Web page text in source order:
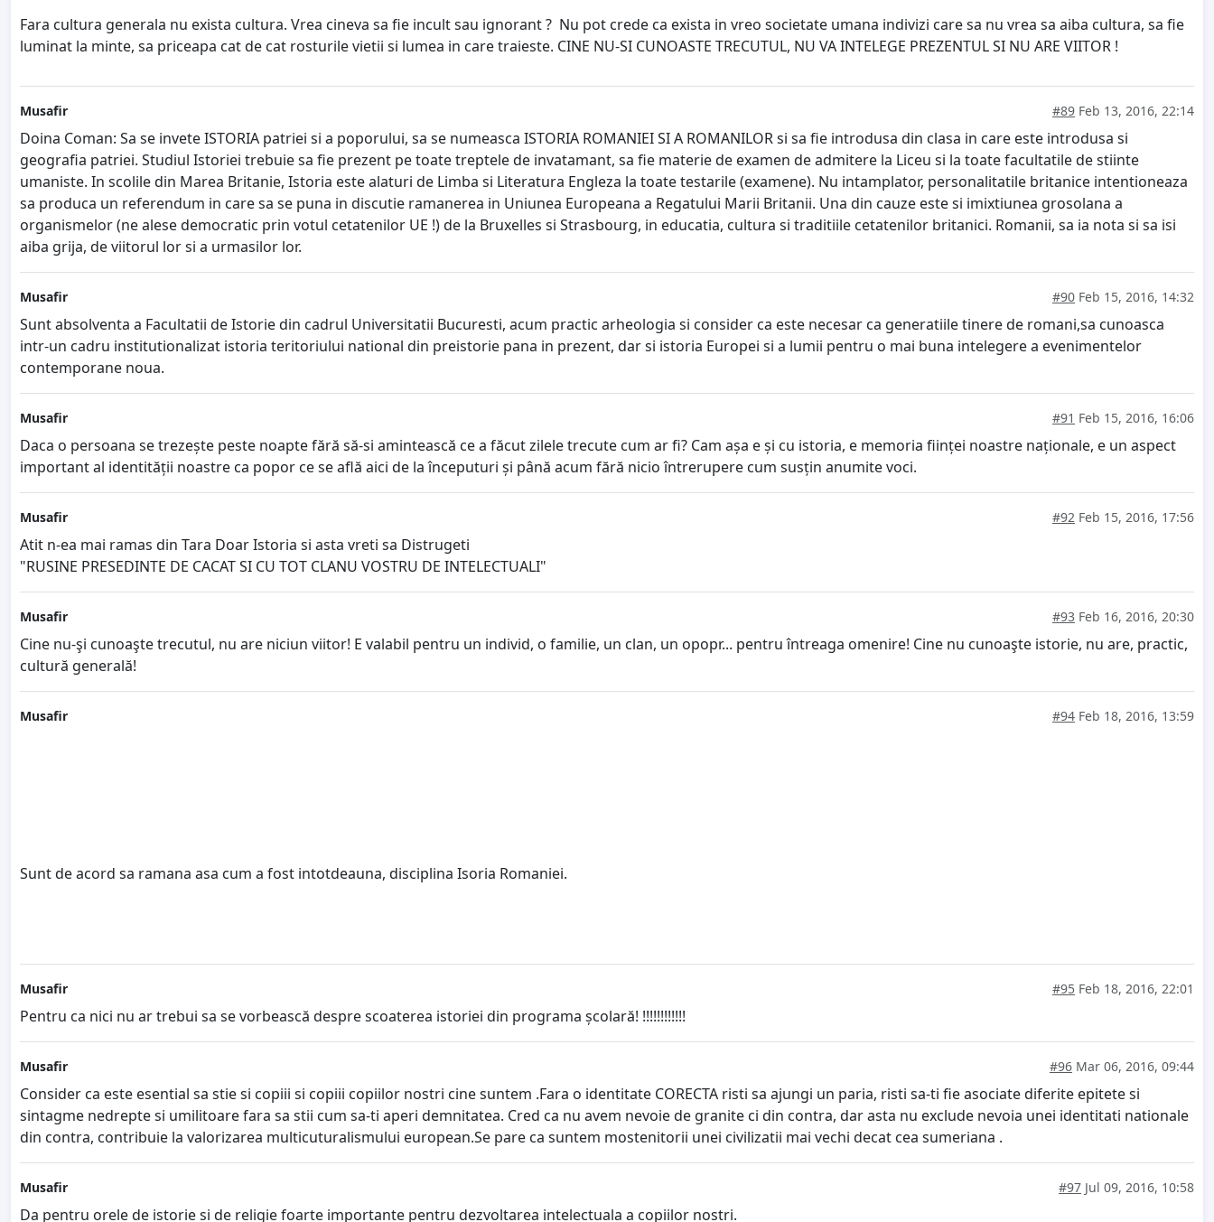
Fara cultura generala nu exista cultura. Vrea cineva sa fie incult sau ignorant ? Nu pot crede ca exista in vreo societate umana indivizi care sa nu vrea sa aiba cultura, sa fie
luminat la minte, sa priceapa cat de cat rosturile vietii si lumea in care traieste. CINE NU-SI CUNOASTE TRECUTUL, NU VA INTELEGE PREZENTUL SI NU ARE VIITOR !
Musafir #89 Feb 13, 2016, 22:14
Doina Coman: Sa se invete ISTORIA patriei si a poporului, sa se numeasca ISTORIA ROMANIEI SI A ROMANILOR si sa fie introdusa din clasa in care este introdusa si
geografia patriei. Studiul Istoriei trebuie sa fie prezent pe toate treptele de invatamant, sa fie materie de examen de admitere la Liceu si la toate facultatile de stiinte
umaniste. In scolile din Marea Britanie, Istoria este alaturi de Limba si Literatura Engleza la toate testarile (examene). Nu intamplator, personalitatile britanice intentioneaza
sa produca un referendum in care sa se puna in discutie ramanerea in Uniunea Europeana a Regatului Marii Britanii. Una din cauze este si imixtiunea grosolana a
organismelor (ne alese democratic prin votul cetatenilor UE !) de la Bruxelles si Strasbourg, in educatia, cultura si traditiile cetatenilor britanici. Romanii, sa ia nota si sa isi
aiba grija, de viitorul lor si a urmasilor lor.
Musafir #90 Feb 15, 2016, 14:32
Sunt absolventa a Facultatii de Istorie din cadrul Universitatii Bucuresti, acum practic arheologia si consider ca este necesar ca generatiile tinere de romani,sa cunoasca
intr-un cadru institutionalizat istoria teritoriului national din preistorie pana in prezent, dar si istoria Europei si a lumii pentru o mai buna intelegere a evenimentelor
contemporane noua.
Musafir #91 Feb 15, 2016, 16:06
Daca o persoana se trezește peste noapte fără să-si amintească ce a făcut zilele trecute cum ar fi? Cam așa e și cu istoria, e memoria ființei noastre naționale, e un aspect
important al identității noastre ca popor ce se află aici de la începuturi și până acum fără nicio întrerupere cum susțin anumite voci.
Musafir #92 Feb 15, 2016, 17:56
Atit n-ea mai ramas din Tara Doar Istoria si asta vreti sa Distrugeti
"RUSINE PRESEDINTE DE CACAT SI CU TOT CLANU VOSTRU DE INTELECTUALI"
Musafir #93 Feb 16, 2016, 20:30
Cine nu-şi cunoaşte trecutul, nu are niciun viitor! E valabil pentru un individ, o familie, un clan, un opopr... pentru întreaga omenire! Cine nu cunoaşte istorie, nu are, practic,
cultură generală!
Musafir #94 Feb 18, 2016, 13:59
Sunt de acord sa ramana asa cum a fost intotdeauna, disciplina Isoria Romaniei.
Musafir #95 Feb 18, 2016, 22:01
Pentru ca nici nu ar trebui sa se vorbească despre scoaterea istoriei din programa școlară! !!!!!!!!!!!!
Musafir #96 Mar 06, 2016, 09:44
Consider ca este esential sa stie si copiii si copiii copiilor nostri cine suntem .Fara o identitate CORECTA risti sa ajungi un paria, risti sa-ti fie asociate diferite epitete si
sintagme nedrepte si umilitoare fara sa stii cum sa-ti aperi demnitatea. Cred ca nu avem nevoie de granite ci din contra, dar asta nu exclude nevoia unei identitati nationale
din contra, contribuie la valorizarea multicuturalismului european.Se pare ca suntem mostenitorii unei civilizatii mai vechi decat cea sumeriana .
Musafir #97 Jul 09, 2016, 10:58
Da pentru orele de istorie si de religie foarte importante pentru dezvoltarea intelectuala a copiilor nostri.